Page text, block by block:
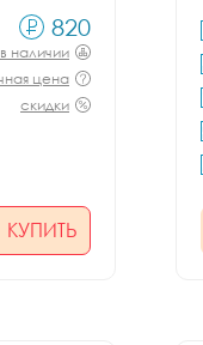
820
наличии
цена
скидки
КУПИТЬ